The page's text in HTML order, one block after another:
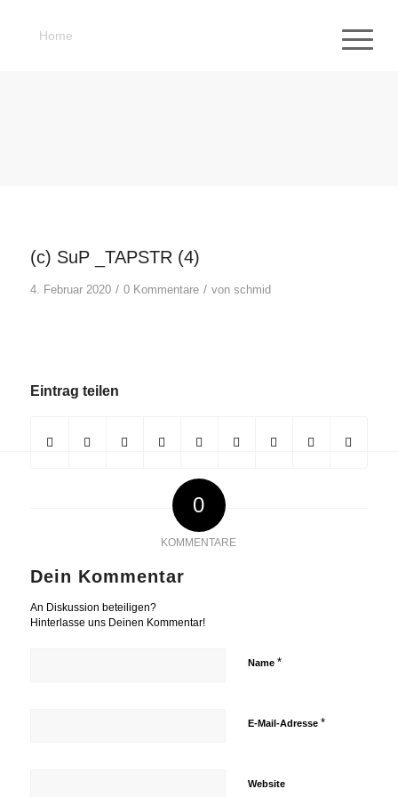
Home
(c) SuP _TAPSTR (4)
4. Februar 2020 / 0 Kommentare / von schmid
Eintrag teilen
0
KOMMENTARE
Dein Kommentar
An Diskussion beteiligen?
Hinterlasse uns Deinen Kommentar!
Name *
E-Mail-Adresse *
Website